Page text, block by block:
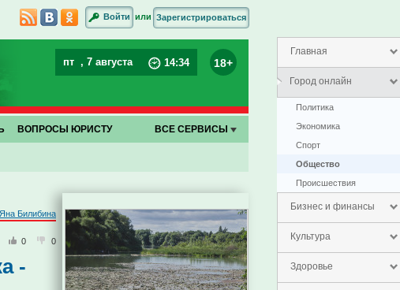
Главная
Город онлайн
Политика
Экономика
Спорт
Общество
Проиcшествия
Бизнес и финансы
Культура
Здоровье
Войти или Зарегистрироваться
пт , 7 августа 14:34 18+
ВОПРОСЫ ЮРИСТУ ВСЕ СЕРВИСЫ
Яна Билибина
0 0
-